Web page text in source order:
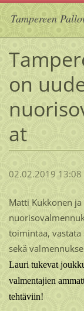
Tampereen
on
at
02.02.2019 13:08
Matti Kukkonen
toimintaa, vastata
sekä
Lauri tukevat
valmentajien
tehtäviin!